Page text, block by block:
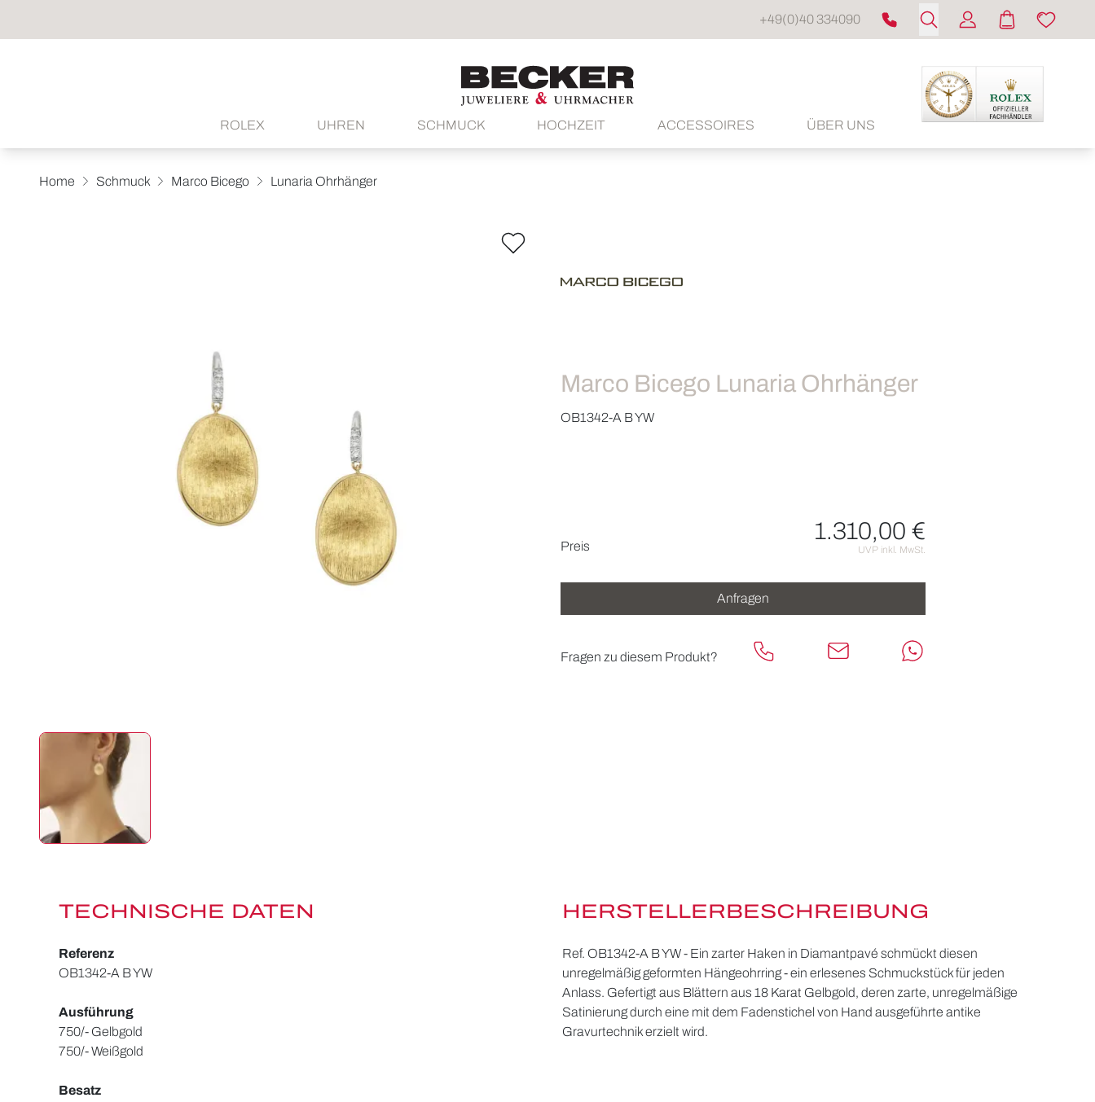
+49(0)40 334090
ROLEX UHREN SCHMUCK HOCHZEIT ACCESSOIRES ÜBER UNS
Home Schmuck Marco Bicego Lunaria Ohrhänger
Marco Bicego Lunaria Ohrhänger
OB1342-A B YW
Preis
1.310,00 €
UVP inkl. MwSt.
Anfragen
Fragen zu diesem Produkt?
TECHNISCHE DATEN
Referenz
OB1342-A B YW
Ausführung
750/- Gelbgold
750/- Weißgold
Besatz
HERSTELLERBESCHREIBUNG
Ref. OB1342-A B YW - Ein zarter Haken in Diamantpavé schmückt diesen
unregelmäßig geformten Hängeohrring - ein erlesenes Schmuckstück für jeden
Anlass. Gefertigt aus Blättern aus 18 Karat Gelbgold, deren zarte, unregelmäßige
Satinierung durch eine mit dem Fadenstichel von Hand ausgeführte antike
Gravurtechnik erzielt wird.